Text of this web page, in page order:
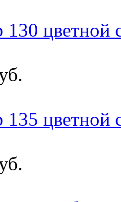
130 цветной
135 цветной